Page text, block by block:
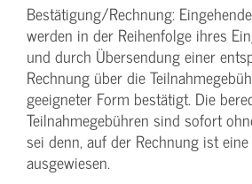
Bestätigung­/Rechnung:
werden in der Reihenfolge ihres
und durch Übersendung einer
Rechnung über die
geeigneter Form bestätigt. Die
Teilnahmegebühren sind sofort
sei denn, auf der Rechnung ist
ausgewiesen.